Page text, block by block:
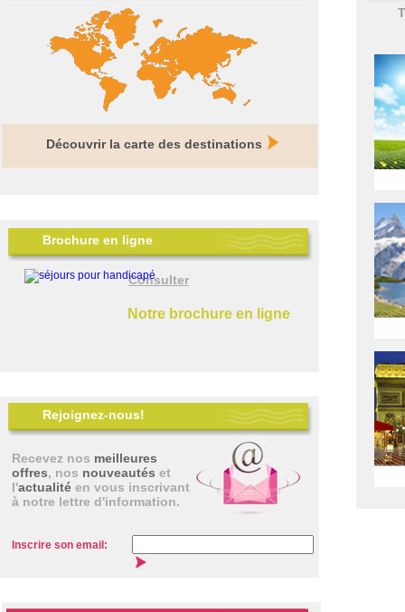
Découvrir la carte des destinations
Brochure en ligne
Consulter
Notre brochure en ligne
Rejoignez-nous!
Recevez nos meilleures
offres, nos nouveautés et
l'actualité en vous inscrivant
à notre lettre d'information.
Inscrire son email: